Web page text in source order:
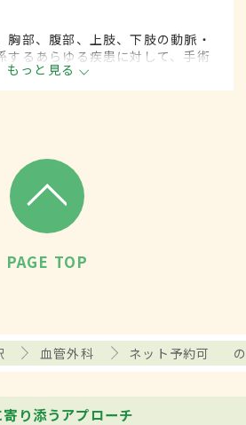
胸部、腹部、上肢、下肢の動脈・
するあらゆる疾患に対して、手術
する外科の一領域で、血管系をよ
もっと見る
PAGE TOP
血管外科 ネット予約可
り添うアプローチ